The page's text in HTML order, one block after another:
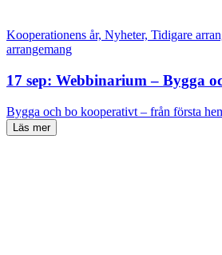
Kooperationens år, Nyheter, Tidigare
arrangemang
17 sep: Webbinarium – Bygga
Bygga och bo kooperativt – från första
Läs mer